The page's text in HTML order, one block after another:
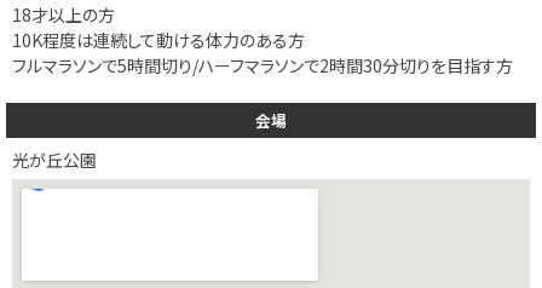
18才以上の方
10K程度は連続して動ける体力のある方
フルマラソンで5時間切り/ハーフマラソンで2時間30分切りを目指す方
会場
光が丘公園